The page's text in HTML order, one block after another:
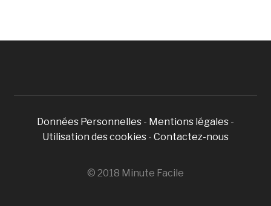
Données Personnelles - Mentions légales -
Utilisation des cookies - Contactez-nous
© 2018 Minute Facile